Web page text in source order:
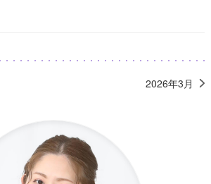
2026年3月